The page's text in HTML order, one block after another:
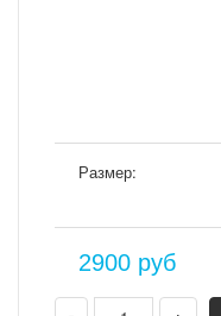
Размер:
2900 руб